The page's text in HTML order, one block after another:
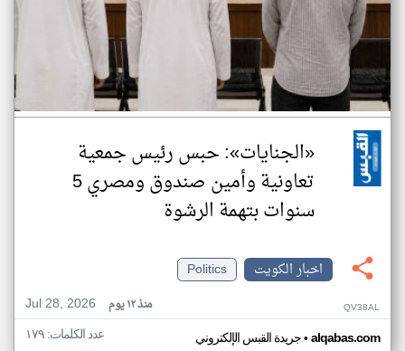
«الجنايات»: حبس رئيس جمعية
تعاونية وأمين صندوق ومصري 5
سنوات بتهمة الرشوة
اخبار الكويت
Politics
Jul 28, 2026
منذ ١٢ يوم QV38AL
جريدة القبس الإلكتروني• alqabas.com عدد الكلمات: ١٧٩